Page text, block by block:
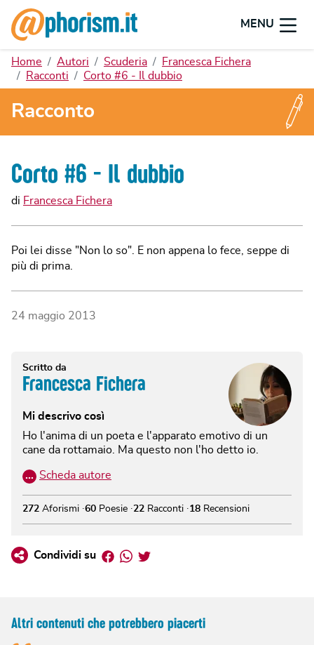
MENU
Home Autori Scuderia
Francesca Fichera
Racconti
Corto #6 - Il dubbio
Racconto
Corto #6 - Il dubbio
di Francesca Fichera
Poi lei disse "Non lo so". E non appena lo fece, seppe di
più di prima.
24 maggio 2013
Scritto da
Francesca Fichera
Mi descrivo così
Ho l'anima di un poeta e l'apparato emotivo di un
cane da rottamaio. Ma questo non l'ho detto io.
… Scheda autore
272 Aforismi 60 Poesie 22 Racconti 18 Recensioni
Condividi su Facebook
Whatsapp
Twitter
Altri contenuti che potrebbero piacerti